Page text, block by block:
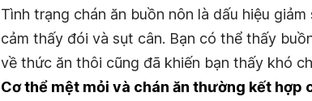
Tình trạng chán ăn buồn nôn là dấu hiệu
cảm thấy đói và sụt cân. Bạn có thể thấy
về thức ăn thôi cũng đã khiến bạn thấy khó
Cơ thể mệt mỏi và chán ăn thường kết hợp